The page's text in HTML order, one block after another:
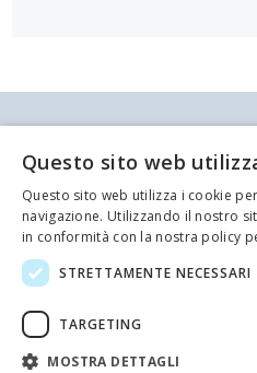
Codice:U2-PD
Pompetta
Utensile per aspirare lo
P.IVA/C.F.
84.500,00 Azienda
di La Spezia con il
Privacy policy
Telefono:
Scrivi una mail
Questo sito web
Questo sito web utilizza i cookie
navigazione. Utilizzando il nostro
in conformità con la nostra policy
STRETTAMENTE NECESSARI
TARGETING
MOSTRA DETTAGLI